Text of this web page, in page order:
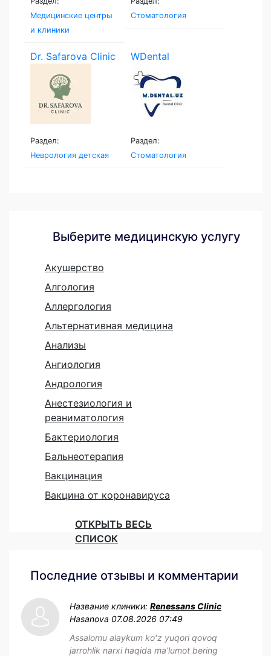
Медицинские центры
и клиники
Стоматология
Dr. Safarova Clinic
Раздел:
Неврология детская
WDental
Раздел:
Стоматология
Выберите медицинскую услугу
Акушерство
Алгология
Аллергология
Альтернативная медицина
Анализы
Ангиология
Андрология
Анестезиология и
реаниматология
Бактериология
Бальнеотерапия
Вакцинация
Вакцина от коронавируса
ОТКРЫТЬ ВЕСЬ
СПИСОК
Последние отзывы и комментарии
Название клиники: Renessans Clinic
Hasanova 07.08.2026 07:49
Assalomu alaykum koʻz yuqori qovoq
jarrohlik narxi haqida maʼlumot bering